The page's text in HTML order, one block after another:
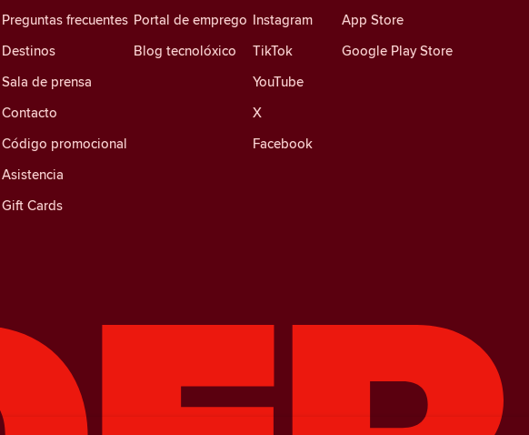
Instagram
TikTok
YouTube
X
Facebook
Portal de emprego
Blog tecnolóxico
Preguntas frecuentes
Destinos
Sala de prensa
Contacto
Código promocional
Asistencia
Gift Cards
App Store
Google Play Store